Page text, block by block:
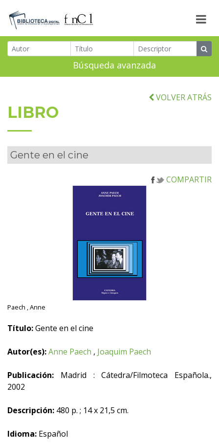
Búsqueda avanzada
VOLVER ATRÁS
LIBRO
Gente en el cine
COMPARTIR
Paech , Anne
Título:Gente en el cine
Autor(es):Anne Paech , Joaquim Paech
Publicación: Madrid : Cátedra/Filmoteca Española.,
2002
Descripción: 480 p. ; 14 x 21,5 cm.
Idioma: Español